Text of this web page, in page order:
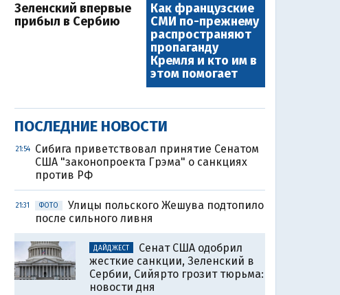
Зеленский впервые
прибыл в Сербию
Как французские
СМИ по-прежнему
распространяют
пропаганду
Кремля и кто им в
этом помогает
ПОСЛЕДНИЕ НОВОСТИ
21:54
Сибига приветствовал принятие Сенатом
США "законопроекта Грэма" о санкциях
против РФ
21:31 ФОТО
Улицы польского Жешува подтопило
после сильного ливня
ДАЙДЖЕСТ
Сенат США одобрил
жесткие санкции, Зеленский в
Сербии, Сийярто грозит тюрьма:
новости дня